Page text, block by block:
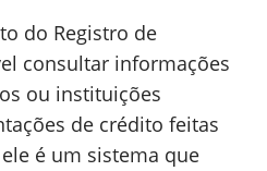
do Registro de
consultar informações
ou instituições
de crédito feitas
é um sistema que